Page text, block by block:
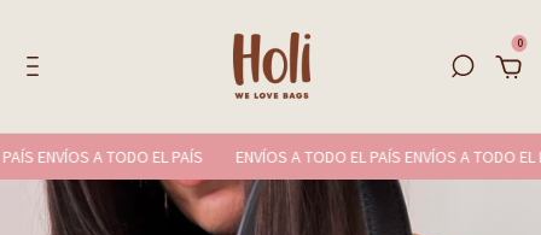
0
ENVÍOS A TODO EL PAÍS ENVÍOS A TODO EL PAÍS ENVÍOS A TODO EL